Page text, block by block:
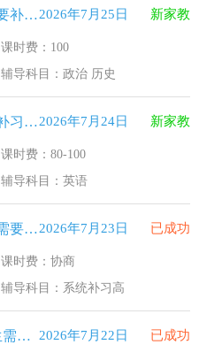
江宁区天元城小区高二女生需要补习政治 历史2026年7月25日 新家教
课时费：100
辅导科目：政治 历史
栖霞区银贡山庄初二男生需要补习英语2026年7月24日 新家教
课时费：80-100
辅导科目：英语
浦口区明发滨江新城高三女生需要补习系统补习高2026年7月23日 已成功
课时费：协商
辅导科目：系统补习高
鼓楼区地铁5号线青六年级男生需要补习数学 2026年7月22日 已成功